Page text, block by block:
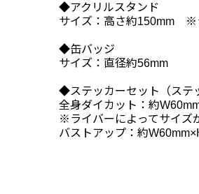
◆アクリルスタンド
サイズ：高さ約150mm ※
◆缶バッジ
サイズ：直径約56mm
◆ステッカーセット（ステ
全身ダイカット：約
※ライバーによってサイズ
バストアップ：約